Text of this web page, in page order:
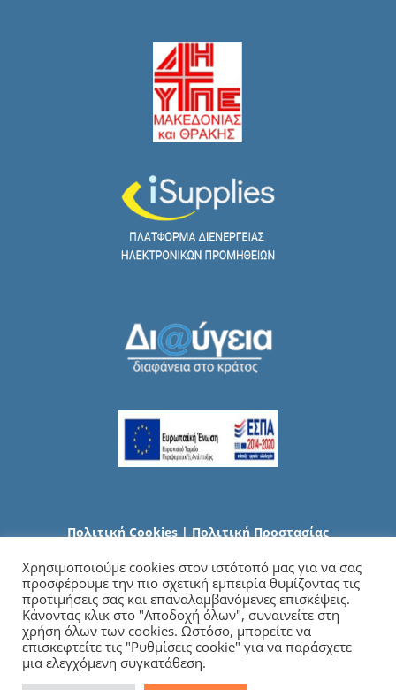
Πολιτική Cookies | Πολιτική Προστασίας
Χρησιμοποιούμε cookies στον ιστότοπό μας για να σας
προσφέρουμε την πιο σχετική εμπειρία θυμίζοντας τις
προτιμήσεις σας και επαναλαμβανόμενες επισκέψεις.
Κάνοντας κλικ στο "Αποδοχή όλων", συναινείτε στη
χρήση όλων των cookies. Ωστόσο, μπορείτε να
επισκεφτείτε τις "Ρυθμίσεις cookie" για να παράσχετε
μια ελεγχόμενη συγκατάθεση.